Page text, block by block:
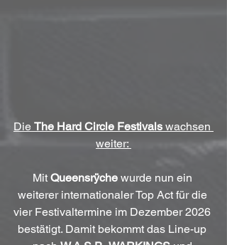
Die The Hard Circle Festivals wachsen
weiter:
Mit Queensrÿche wurde nun ein
weiterer internationaler Top Act für die
vier Festivaltermine im Dezember 2026
bestätigt. Damit bekommt das Line-up